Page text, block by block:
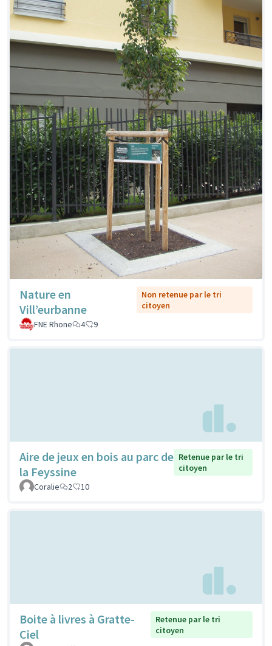
Nature en
Vill’eurbanne
Non retenue par le tri
citoyen
FNE Rhone
4 9
Aire de jeux en bois au parc de
la Feyssine
Retenue par le tri
citoyen
Coralie
2 10
Boite à livres à Gratte-
Ciel
Retenue par le tri
citoyen